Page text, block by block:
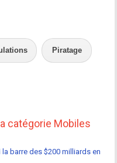
Piratage
catégorie Mobiles
barre des $200 milliards en